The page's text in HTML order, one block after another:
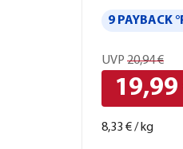
9 PAYBACK
UVP 20,94 €
19,99
8,33 €/ kg